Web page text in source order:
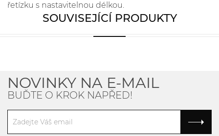
řetízku s nastavitelnou délkou.
SOUVISEJÍCÍ PRODUKTY
NOVINKY NA E-MAIL
BUĎTE O KROK NAPŘED!